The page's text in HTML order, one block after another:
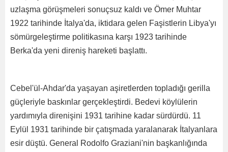
uzlaşma görüşmeleri sonuçsuz kaldı ve Ömer Muhtar
1922 tarihinde İtalya'da, iktidara gelen Faşistlerin Libya'yı
sömürgeleştirme politikasına karşı 1923 tarihinde
Berka'da yeni direniş hareketi başlattı.
Cebel'ül-Ahdar'da yaşayan aşiretlerden topladığı gerilla
güçleriyle baskınlar gerçekleştirdi. Bedevi köylülerin
yardımıyla direnişini 1931 tarihine kadar sürdürdü. 11
Eylül 1931 tarihinde bir çatışmada yaralanarak İtalyanlara
esir düştü. General Rodolfo Graziani'nin başkanlığında